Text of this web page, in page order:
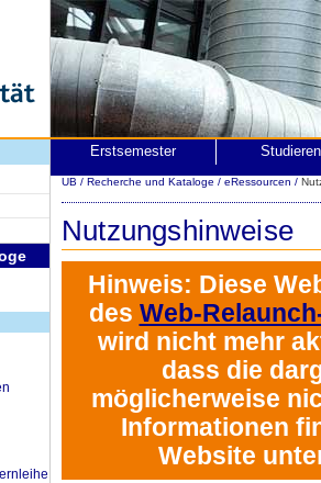
Erstsemester
UB / Recherche und Kataloge / eRessourcen /
Nutzungshinweise
Hinweis: Diese
des Web-
wird nicht mehr
dass die
möglicherweise
Informationen
Website